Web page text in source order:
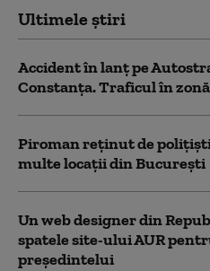
Ultimele știri
Accident în lanț pe
Constanța. Traficul în
Piroman reţinut de
multe locaţii din București
Un web designer din
spatele site-ului AUR
președintelui